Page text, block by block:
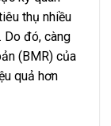
thụ nhiều
Do đó, càng
(BMR) của
quả hơn